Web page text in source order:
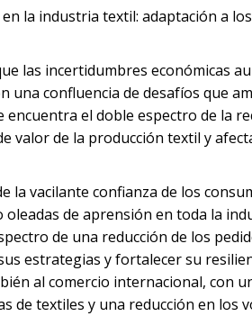
en la industria textil: adaptación a
las incertidumbres económicas
una confluencia de desafíos que
encuentra el doble espectro de la
valor de la producción textil y
la vacilante confianza de los
oleadas de aprensión en toda la
de una reducción de los
estrategias y fortalecer su
al comercio internacional, con
de textiles y una reducción en los